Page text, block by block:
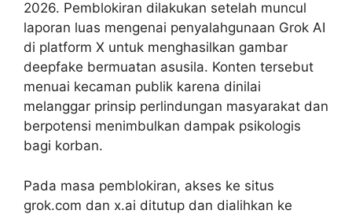
2026. Pemblokiran dilakukan setelah muncul
laporan luas mengenai penyalahgunaan Grok AI
di platform X untuk menghasilkan gambar
deepfake bermuatan asusila. Konten tersebut
menuai kecaman publik karena dinilai
melanggar prinsip perlindungan masyarakat dan
berpotensi menimbulkan dampak psikologis
bagi korban.
Pada masa pemblokiran, akses ke situs
grok.com dan x.ai ditutup dan dialihkan ke